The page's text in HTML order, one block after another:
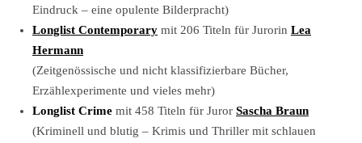
Eindruck – eine opulente Bilderpracht)
Longlist Contemporary mit 206 Titeln für Jurorin Lea
Hermann
(Zeitgenössische und nicht klassifizierbare Bücher,
Erzählexperimente und vieles mehr)
Longlist Crime mit 458 Titeln für Juror Sascha Braun
(Kriminell und blutig – Krimis und Thriller mit schlauen